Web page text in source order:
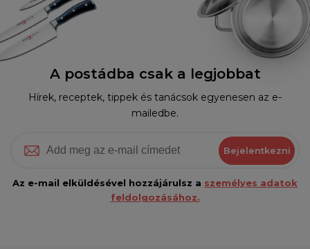
A postádba csak a legjobbat
Hírek, receptek, tippek és tanácsok egyenesen az e-
mailedbe.
Bejelentkezni
Az e-mail elküldésével hozzájárulsz a személyes adatok
feldolgozásához.